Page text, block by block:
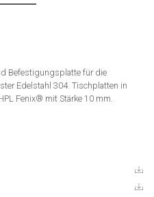
Befestigungsplatte für die
Edelstahl 304. Tischplatten in
Fenix® mit Stärke 10 mm.